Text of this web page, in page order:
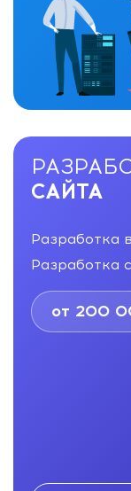
САЙТА
Разработка
Разработка
от 200